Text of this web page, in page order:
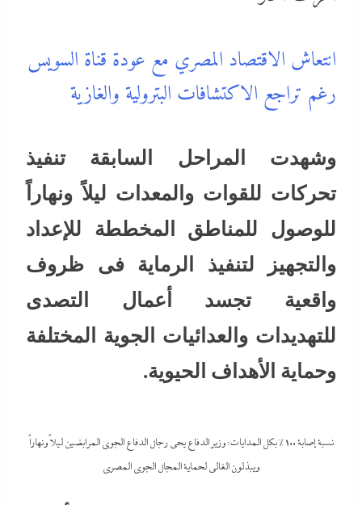
انتعاش الاقتصاد المصري مع عودة قناة السويس
رغم تراجع الاكتشافات البترولية والغازية
وشهدت المراحل السابقة تنفيذ
تحركات للقوات والمعدات ليلاً ونهاراً
للوصول للمناطق المخططة للإعداد
والتجهيز لتنفيذ الرماية فى ظروف
واقعية تجسد أعمال التصدى
للتهديدات والعدائيات الجوية المختلفة
وحماية الأهداف الحيوية.
نسبة إصابة 100% بكل المدايات: وزير الدفاع يحى رجال الدفاع الجوى المرابضين ليلاً ونهاراً
ويبذلون الغالى لحماية المجال الجوى المصري